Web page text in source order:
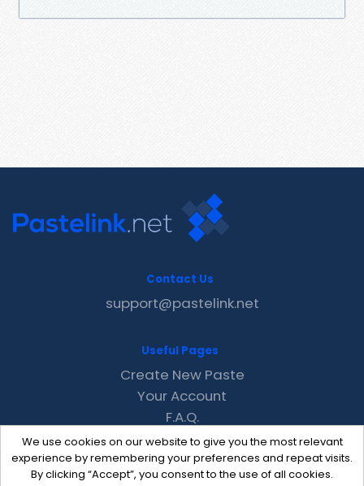
We use cookies on our website to give you the most relevant
experience by remembering your preferences and repeat visits.
By clicking “Accept”, you consent to the use of all cookies.
Contact Us
support@pastelink.net
Useful Pages
Create New Paste
Your Account
F.A.Q.
Recent
Contact